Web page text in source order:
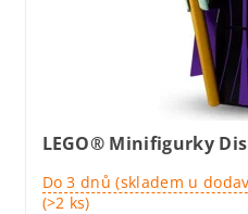
LEGO® Minifigurky
Do 3 dnů (skladem u
(>2 ks)